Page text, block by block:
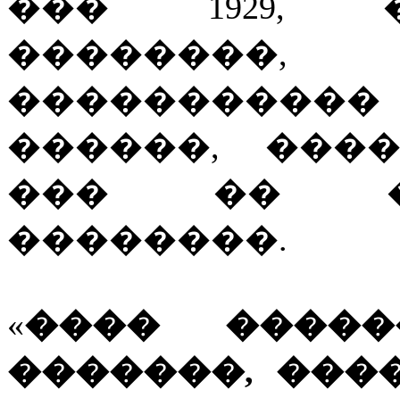
������,
��� ��
��������.
«����
�������,